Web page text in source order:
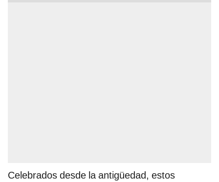
Celebrados desde la antigüedad, estos